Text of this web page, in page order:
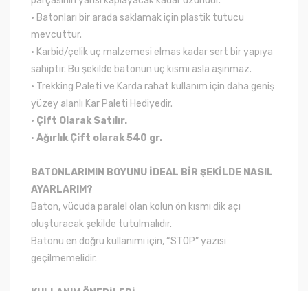
• Batonları bir arada saklamak için plastik tutucu
mevcuttur.
• Karbid/çelik uç malzemesi elmas kadar sert bir yapıya
sahiptir. Bu şekilde batonun uç kısmı asla aşınmaz.
• Trekking Paleti ve Karda rahat kullanım için daha geniş
yüzey alanlı Kar Paleti Hediyedir.
• Çift Olarak Satılır.
• Ağırlık Çift olarak 540 gr.
BATONLARIMIN BOYUNU İDEAL BİR ŞEKİLDE NASIL
AYARLARIM?
Baton, vücuda paralel olan kolun ön kısmı dik açı
oluşturacak şekilde tutulmalıdır.
Batonu en doğru kullanımı için, “STOP” yazısı
geçilmemelidir.